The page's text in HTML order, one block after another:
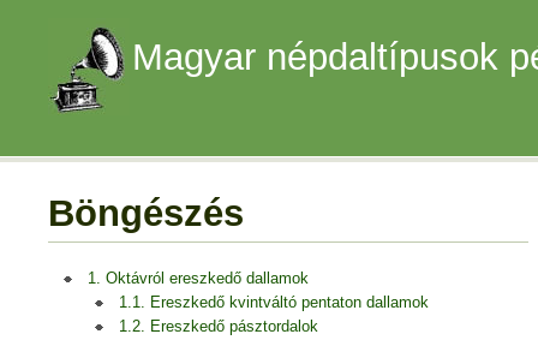
Magyar népdaltípusok
Böngészés
1. Oktávról ereszkedő dallamok
1.1. Ereszkedő kvintváltó pentaton dallamok
1.2. Ereszkedő pásztordalok